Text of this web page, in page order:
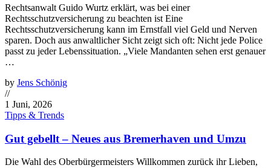
Rechtsanwalt Guido Wurtz erklärt, was bei einer
Rechtsschutzversicherung zu beachten ist Eine
Rechtsschutzversicherung kann im Ernstfall viel Geld und Nerven
sparen. Doch aus anwaltlicher Sicht zeigt sich oft: Nicht jede Police
passt zu jeder Lebenssituation. „Viele Mandanten sehen erst genauer
…
by Jens Schönig
//
1 Juni, 2026
Tipps & Trends
Gut gebellt – Neues aus Bremerhaven und Umzu
Die Wahl des Oberbürgermeisters Willkommen zurück ihr Lieben,